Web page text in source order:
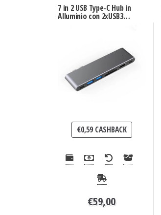
7 in 2 USB Type-C Hub in
Alluminio con 2xUSB3.0,
€0,59CASHBACK
€59,00